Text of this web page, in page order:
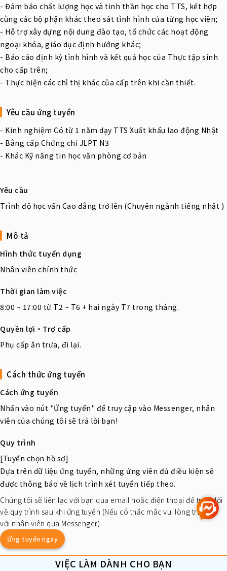
- Đảm bảo chất lượng học và tinh thần học cho TTS, kết hợp
cùng các bộ phận khác theo sát tình hình của từng học viên;
- Hỗ trợ xây dựng nội dung đào tạo, tổ chức các hoạt động
ngoại khóa, giáo dục định hướng khác;
- Báo cáo định kỳ tình hình và kết quả học của Thực tập sinh
cho cấp trên;
- Thực hiện các chỉ thị khác của cấp trên khi cần thiết.
Yêu cầu ứng tuyển
- Kinh nghiệm Có từ 1 năm dạy TTS Xuất khẩu lao động Nhật
- Bằng cấp Chứng chỉ JLPT N3
- Khác Kỹ năng tin học văn phòng cơ bản
Yêu cầu
Trình độ học vấn Cao đẳng trở lên (Chuyên ngành tiếng nhật )
Mô tả
Hình thức tuyển dụng
Nhân viên chính thức
Thời gian làm việc
8:00 ~ 17:00 từ T2 ~ T6 + hai ngày T7 trong tháng.
Quyền lợi・Trợ cấp
Phụ cấp ăn trưa, đi lại.
Cách thức ứng tuyển
Cách ứng tuyển
Nhấn vào nút "Ứng tuyển" để truy cập vào Messenger, nhân
viên của chúng tôi sẽ trả lời bạn!
Quy trình
[Tuyển chọn hồ sơ]
Dựa trên dữ liệu ứng tuyển, những ứng viên đủ điều kiện sẽ
được thông báo về lịch trình xét tuyển tiếp theo.
Chúng tôi sẽ liên lạc với bạn qua email hoặc điện thoại để trao đổi
về quy trình sau khi ứng tuyển (Nếu có thắc mắc vui lòng trao đổi
với nhân viên qua Messenger)
Ứng tuyển ngay
VIỆC LÀM DÀNH CHO BẠN